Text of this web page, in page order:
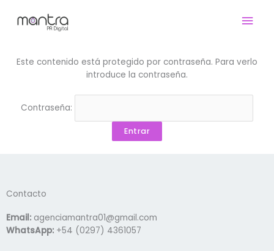
Este contenido está protegido por contraseña. Para verlo
introduce la contraseña.
Contraseña:
Contacto
Email: agenciamantra01@gmail.com
WhatsApp: +54 (0297) 4361057